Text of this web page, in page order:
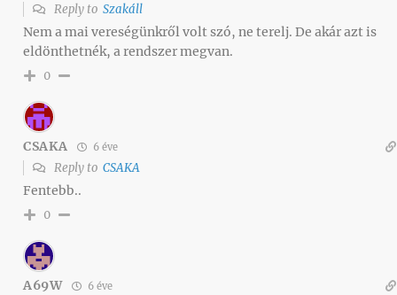
Reply to Szakáll
Nem a mai vereségünkről volt szó, ne terelj. De akár azt is
eldönthetnék, a rendszer megvan.
0
CSAKA 6 éve
Reply to CSAKA
Fentebb..
0
A69W 6 éve